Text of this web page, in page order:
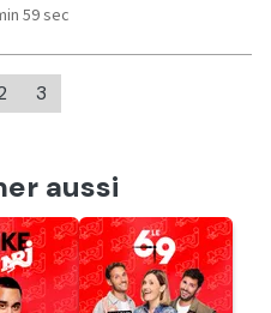
59 sec
3
aussi